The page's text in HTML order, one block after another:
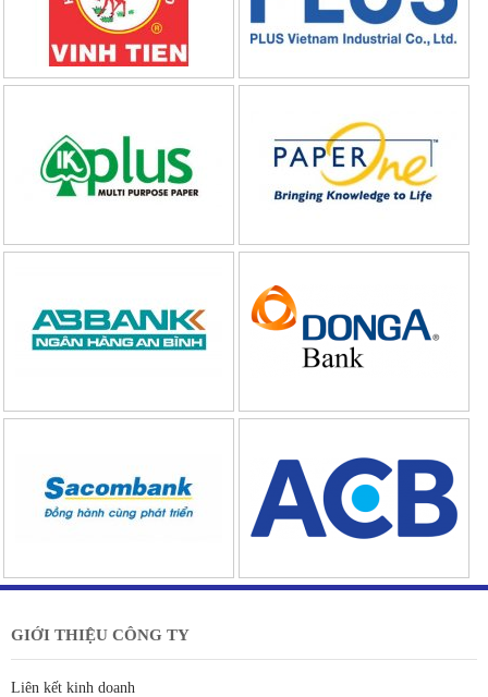
GIỚI THIỆU CÔNG TY
Liên kết kinh doanh